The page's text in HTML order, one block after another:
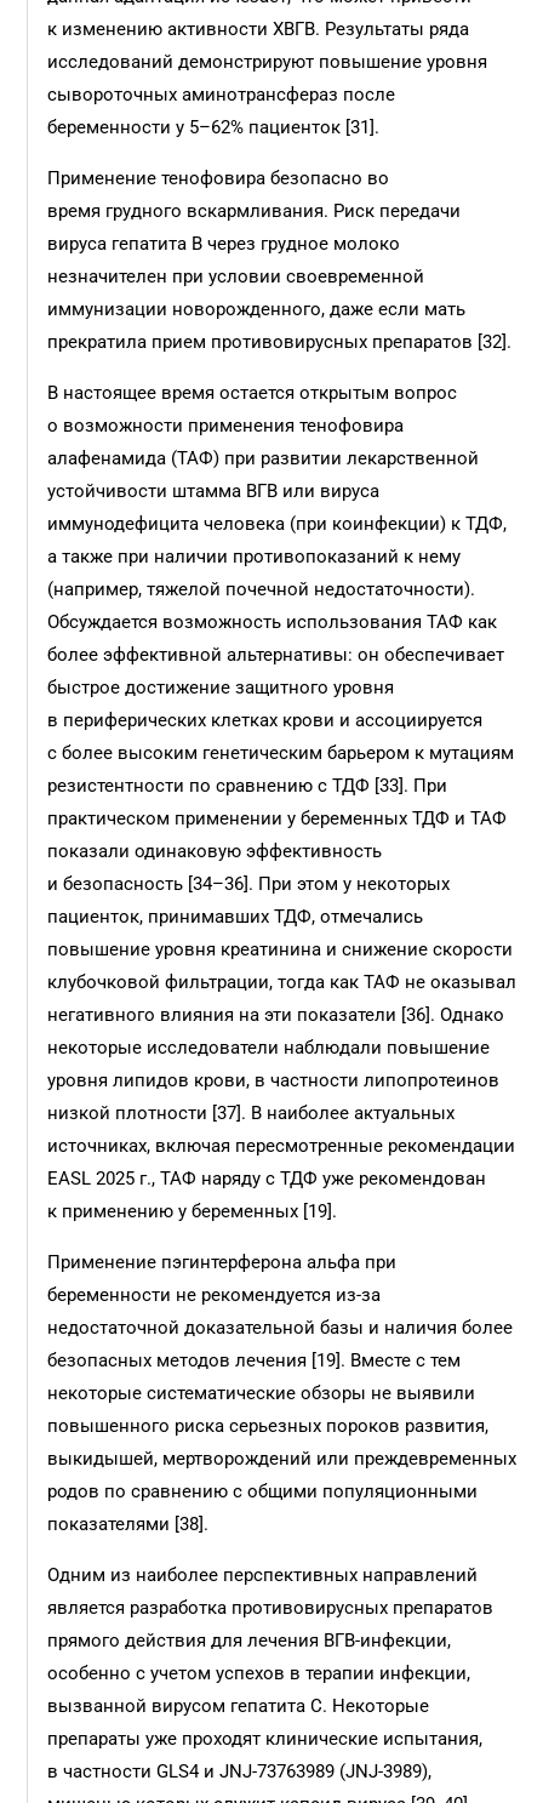
к изменению активности ХВГВ. Результаты ряда
исследований демонстрируют повышение уровня
сывороточных аминотрансфераз после
беременности у 5–62% пациенток [31].
Применение тенофовира безопасно во
время грудного вскармливания. Риск передачи
вируса гепатита B через грудное молоко
незначителен при условии своевременной
иммунизации новорожденного, даже если мать
прекратила прием противовирусных препаратов [32].
В настоящее время остается открытым вопрос
о возможности применения тенофовира
алафенамида (ТАФ) при развитии лекарственной
устойчивости штамма ВГВ или вируса
иммунодефицита человека (при коинфекции) к ТДФ,
а также при наличии противопоказаний к нему
(например, тяжелой почечной недостаточности).
Обсуждается возможность использования ТАФ как
более эффективной альтернативы: он обеспечивает
быстрое достижение защитного уровня
в периферических клетках крови и ассоциируется
с более высоким генетическим барьером к мутациям
резистентности по сравнению с ТДФ [33]. При
практическом применении у беременных ТДФ и ТАФ
показали одинаковую эффективность
и безопасность [34–36]. При этом у некоторых
пациенток, принимавших ТДФ, отмечались
повышение уровня креатинина и снижение скорости
клубочковой фильтрации, тогда как ТАФ не оказывал
негативного влияния на эти показатели [36]. Однако
некоторые исследователи наблюдали повышение
уровня липидов крови, в частности липопротеинов
низкой плотности [37]. В наиболее актуальных
источниках, включая пересмотренные рекомендации
EASL 2025 г., ТАФ наряду с ТДФ уже рекомендован
к применению у беременных [19].
Применение пэгинтерферона альфа при
беременности не рекомендуется из-за
недостаточной доказательной базы и наличия более
безопасных методов лечения [19]. Вместе с тем
некоторые систематические обзоры не выявили
повышенного риска серьезных пороков развития,
выкидышей, мертворождений или преждевременных
родов по сравнению с общими популяционными
показателями [38].
Одним из наиболее перспективных направлений
является разработка противовирусных препаратов
прямого действия для лечения ВГВ-инфекции,
особенно с учетом успехов в терапии инфекции,
вызванной вирусом гепатита C. Некоторые
препараты уже проходят клинические испытания,
в частности GLS4 и JNJ-73763989 (JNJ-3989),